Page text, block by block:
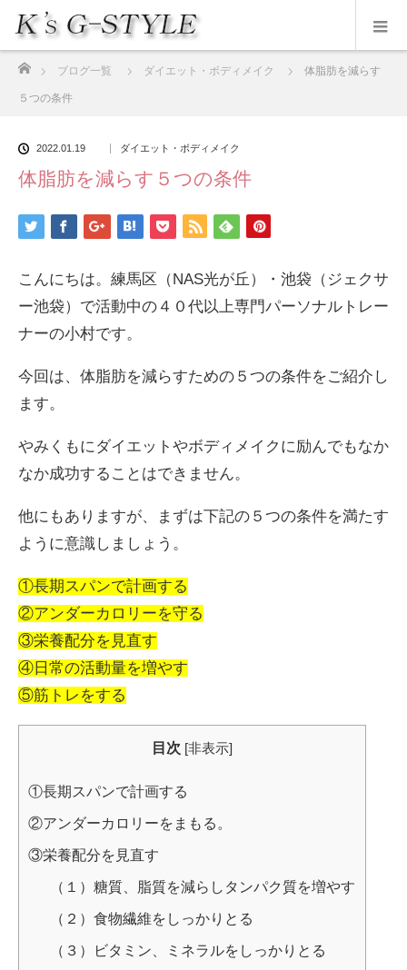
ブログ一覧 ダイエット・ボディメイク 体脂肪を減らす
５つの条件
2022.01.19 ダイエット・ボディメイク
体脂肪を減らす５つの条件
こんにちは。練馬区（NAS光が丘）・池袋（ジェクサ
ー池袋）で活動中の４０代以上専門パーソナルトレー
ナーの小村です。
今回は、体脂肪を減らすための５つの条件をご紹介し
ます。
やみくもにダイエットやボディメイクに励んでもなか
なか成功することはできません。
他にもありますが、まずは下記の５つの条件を満たす
ように意識しましょう。
①長期スパンで計画する
②アンダーカロリーを守る
③栄養配分を見直す
④日常の活動量を増やす
⑤筋トレをする
目次 [非表示]
①長期スパンで計画する
②アンダーカロリーをまもる。
③栄養配分を見直す
（１）糖質、脂質を減らしタンパク質を増やす
（２）食物繊維をしっかりとる
（３）ビタミン、ミネラルをしっかりとる